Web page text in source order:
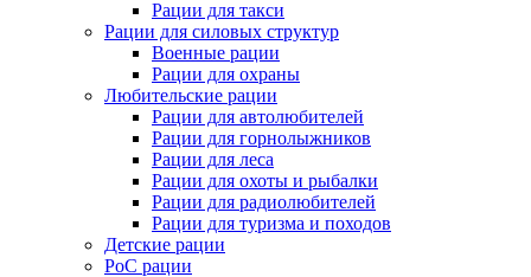
Рации для такси
Рации для силовых структур
Военные рации
Рации для охраны
Любительские рации
Рации для автолюбителей
Рации для горнолыжников
Рации для леса
Рации для охоты и рыбалки
Рации для радиолюбителей
Рации для туризма и походов
Детские рации
PoC рации